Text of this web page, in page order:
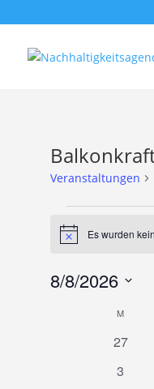
Veranstaltungen
HinweisEs wurden
8/8/2026
Kalender
M
0
27
0
3